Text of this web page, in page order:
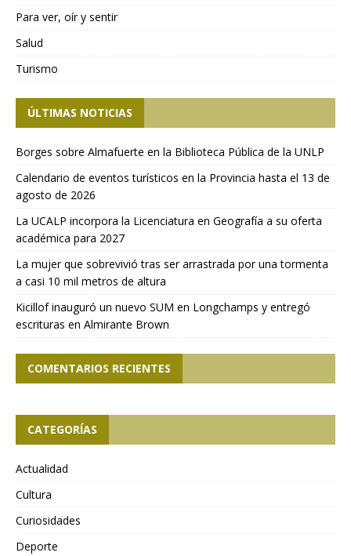
Para ver, oír y sentir
Salud
Turismo
ÚLTIMAS NOTICIAS
Borges sobre Almafuerte en la Biblioteca Pública de la UNLP
Calendario de eventos turísticos en la Provincia hasta el 13 de
agosto de 2026
La UCALP incorpora la Licenciatura en Geografía a su oferta
académica para 2027
La mujer que sobrevivió tras ser arrastrada por una tormenta
a casi 10 mil metros de altura
Kicillof inauguró un nuevo SUM en Longchamps y entregó
escrituras en Almirante Brown
COMENTARIOS RECIENTES
CATEGORÍAS
Actualidad
Cultura
Curiosidades
Deporte